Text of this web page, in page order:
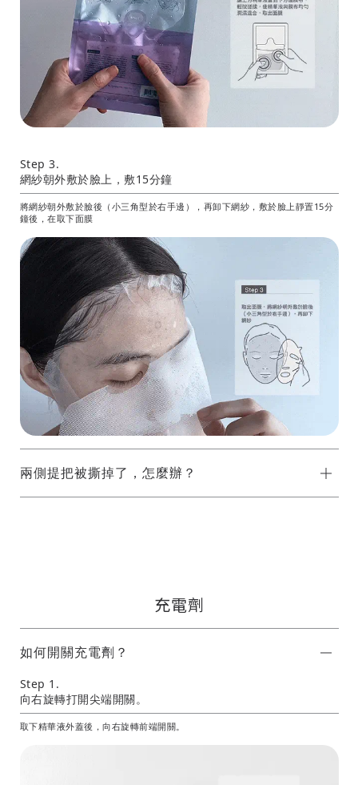
Step 3.
網紗朝外敷於臉上，敷15分鐘
將網紗朝外敷於臉後（小三角型於右手邊），再卸下網紗，敷於臉上靜置15分
鐘後，在取下面膜
兩側提把被撕掉了，怎麼辦？
充電劑
如何開關充電劑？
Step 1.
向右旋轉打開尖端開關。
取下精華液外蓋後，向右旋轉前端開關。